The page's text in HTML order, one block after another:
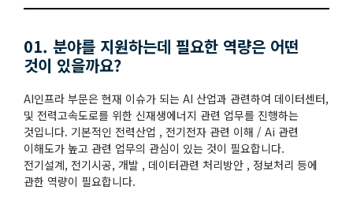
01. 분야를 지원하는데 필요한 역량은 어떤
것이 있을까요?
AI인프라 부문은 현재 이슈가 되는 AI 산업과 관련하여 데이터센터,
및 전력고속도로를 위한 신재생에너지 관련 업무를 진행하는
것입니다. 기본적인 전력산업 , 전기전자 관련 이해 / Ai 관련
이해도가 높고 관련 업무의 관심이 있는 것이 필요합니다.
전기설계, 전기시공, 개발 , 데이터관련 처리방안 , 정보처리 등에
관한 역량이 필요합니다.